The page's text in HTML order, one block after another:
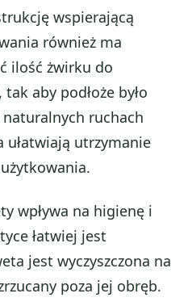
wspierającą
również ma
ilość żwirku do
aby podłoże było
ruchach
ułatwiają utrzymanie
wpływa na higienę i
łatwiej jest
jest wyczyszczona na
poza jej obręb.